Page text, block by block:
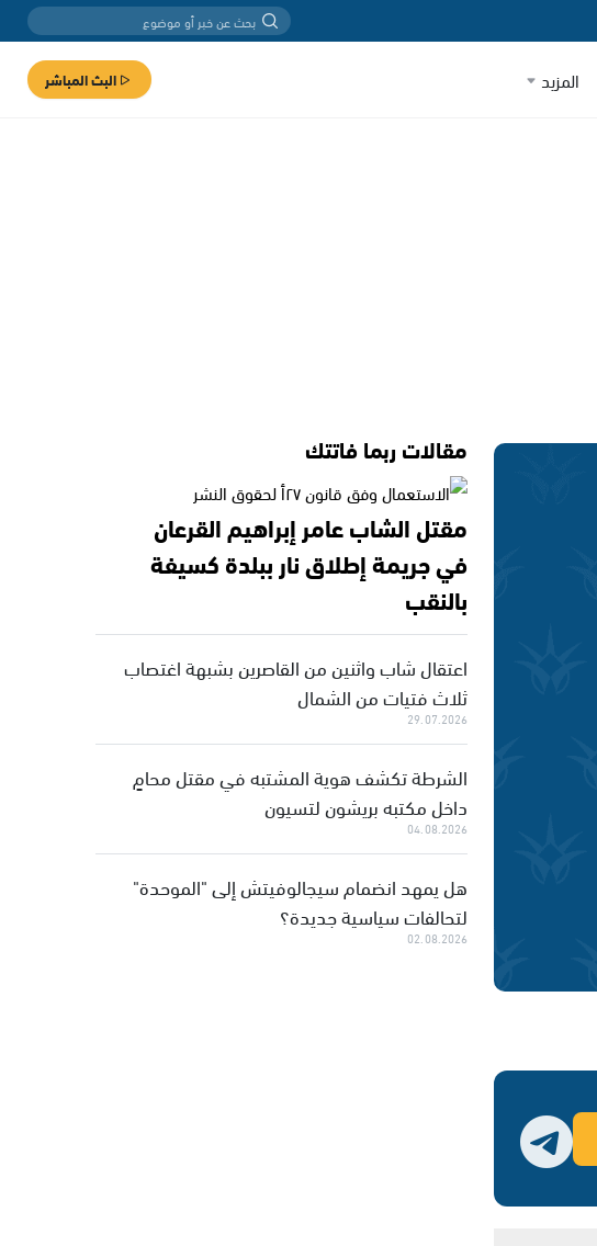
المزيد البث المباشر
مقالات ربما فاتتك
مقتل الشاب عامر إبراهيم القرعان
في جريمة إطلاق نار ببلدة كسيفة
بالنقب
اعتقال شاب واثنين من القاصرين بشبهة اغتصاب
ثلاث فتيات من الشمال
29.07.2026
الشرطة تكشف هوية المشتبه في مقتل محامٍ
داخل مكتبه بريشون لتسيون
04.08.2026
هل يمهد انضمام سيجالوفيتش إلى "الموحدة"
لتحالفات سياسية جديدة؟
02.08.2026